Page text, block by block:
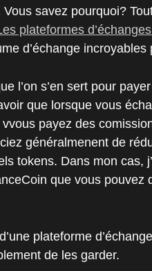
savez pourquoi?
plateformes
d’échange incroyables
l’on s’en sert pour
que lorsque vous
payez des
généralmenent de
tokens. Dans mon cas,
que vous pouvez
plateforme
de les garder.